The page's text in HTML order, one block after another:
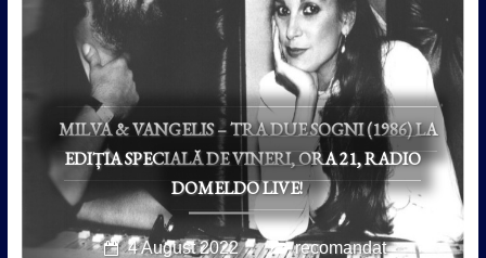
MILVA & VANGELIS – TRA DUE SOGNI (1986) LA
EDIȚIA SPECIALĂ DE VINERI, ORA 21, RADIO
DOMELDO LIVE!
4 August 2022 recomandat